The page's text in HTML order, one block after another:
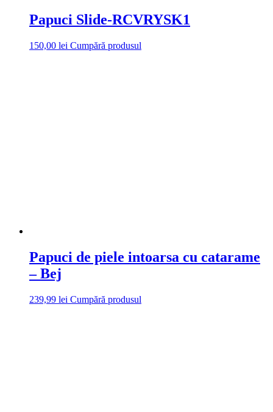
Papuci Slide-RCVRYSK1
150,00 lei Cumpără produsul
Papuci de piele intoarsa cu catarame
– Bej
239,99 lei Cumpără produsul